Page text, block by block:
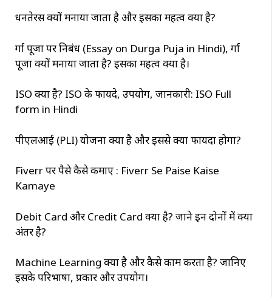
धनतेरस क्यों मनाया जाता है और इसका महत्व क्या है?
दुर्गा पूजा पर निबंध (Essay on Durga Puja in Hindi), दुर्गा
पूजा क्यों मनाया जाता है? इसका महत्व क्या है।
ISO क्या है? ISO के फायदे, उपयोग, जानकारी: ISO Full
form in Hindi
पीएलआई (PLI) योजना क्या है और इससे क्या फायदा होगा?
Fiverr पर पैसे कैसे कमाए : Fiverr Se Paise Kaise
Kamaye
Debit Card और Credit Card क्या है? जाने इन दोनों में क्या
अंतर है?
Machine Learning क्या है और कैसे काम करता है? जानिए
इसके परिभाषा, प्रकार और उपयोग।